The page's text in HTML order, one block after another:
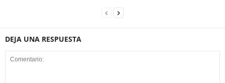
DEJA UNA RESPUESTA